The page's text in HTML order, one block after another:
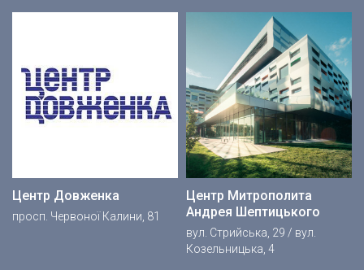
Центр Довженка
просп. Червоної Калини, 81
Центр Митрополита
Андрея Шептицького
вул. Стрийська, 29 / вул.
Козельницька, 4